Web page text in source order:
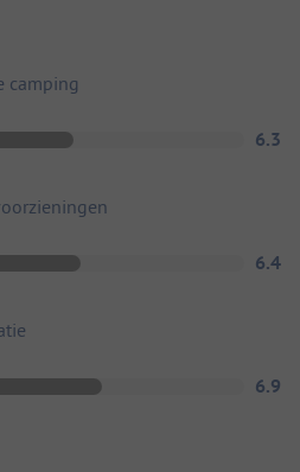
camping
6.3
6.4
6.9